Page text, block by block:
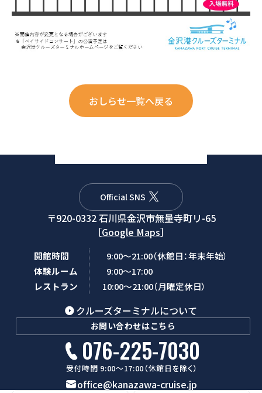
おしらせ一覧へ戻る
Official SNS
〒920-0332 石川県金沢市無量寺町リ-65
［Google Maps］
開館時間
9:00～21:00（休館日：年末年始）
体験ルーム
9:00～17:00
レストラン
10:00～21:00（月曜定休日）
クルーズターミナルについて
お問い合わせはこちら
076-225-7030
受付時間 9:00～17:00（休館日を除く）
office@kanazawa-cruise.jp
港がきっと、おもしろい。